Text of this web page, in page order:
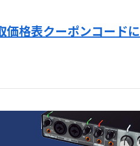
価格表クーポンコードに